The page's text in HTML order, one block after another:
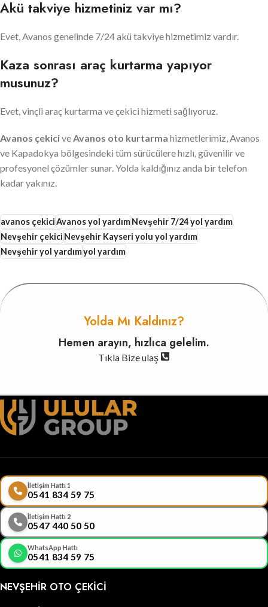
Akü takviye hizmetiniz var mı?
Evet, Avanos genelinde 7/24 akü takviye hizmetimiz vardır.
Kaza sonrası araç kurtarma yapıyor
musunuz?
Evet, vinçli araç kurtarma ve çekici hizmeti sağlıyoruz.
Avanos çekiciveAvanos oto kurtarma hizmetlerimiz, Avanos
ve Kapadokya bölgesindeki tüm sürücülere hızlı, güvenilir ve
profesyonel çözümler sunar. Yolda kaldığınız anda bir telefon
kadar yakınız.
avanos çekiciAvanos yol yardımNevşehir 7/24 yol yardım
Nevşehir çekiciNevşehir Kayseri yolu yol yardım
Nevşehir yol yardımyol yardım
Yolda Mı Kaldınız?
Hemen arayın, hızlıca gelelim.
Tıkla Bize ulaş
İletişim Hattı 1
0541 834 59 75
İletişim Hattı 2
0547 440 50 50
WhatsApp Hattı
0541 834 59 75
NEVŞEHIR OTO ÇEKICI